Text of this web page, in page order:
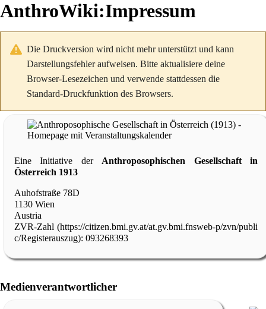
AnthroWiki:Impressum
Die Druckversion wird nicht mehr unterstützt und kann
Darstellungsfehler aufweisen. Bitte aktualisiere deine
Browser-Lesezeichen und verwende stattdessen die
Standard-Druckfunktion des Browsers.
Eine Initiative der Anthroposophischen Gesellschaft in
Österreich 1913
Auhofstraße 78D
1130 Wien
Austria
ZVR-Zahl
: 093268393
Medienverantwortlicher